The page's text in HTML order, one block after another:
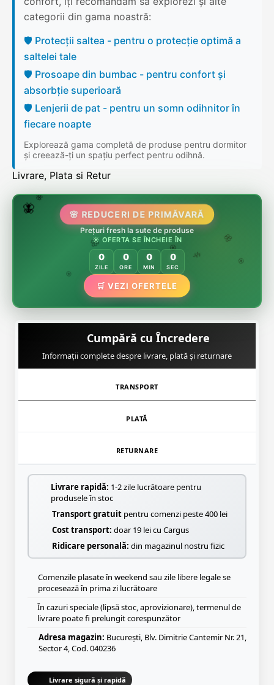
categorii din gama noastră:
🛡️ Protecții saltea - pentru o protecție optimă a
saltelei tale
🛡️ Prosoape din bumbac - pentru confort și
absorbție superioară
🛡️ Lenjerii de pat - pentru un somn odihnitor în
fiecare noapte
Explorează gama completă de produse pentru dormitor
și creează-ți un spațiu perfect pentru odihnă.
Livrare, Plata si Retur
🌸
🌿
🌸
🏵️
🌷
🦋 🌸 REDUCERI DE PRIMĂVARĂ
Prețuri fresh la sute de produse
☀️ OFERTA SE ÎNCHEIE ÎN
0
ZILE
0
ORE
0
MIN
0
SEC
🛒 VEZI OFERTELE
Cumpără cu Încredere
Informații complete despre livrare, plată și returnare
TRANSPORT
PLATĂ
RETURNARE
Livrare rapidă: 1-2 zile lucrătoare pentru
produsele în stoc
Transport gratuit pentru comenzi peste 400 lei
Cost transport: doar 19 lei cu Cargus
Ridicare personală: din magazinul nostru fizic
Comenzile plasate în weekend sau zile libere legale se
procesează în prima zi lucrătoare
În cazuri speciale (lipsă stoc, aprovizionare), termenul de
livrare poate fi prelungit corespunzător
Adresa magazin: București, Blv. Dimitrie Cantemir Nr. 21,
Sector 4, Cod. 040236
Livrare sigură și rapidă